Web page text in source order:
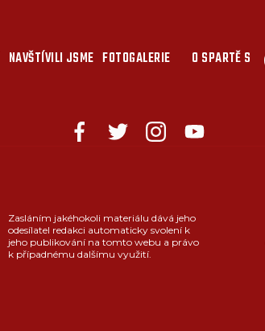
NAVŠTÍVILI JSME FOTOGALERIE O SPARTĚ S
Zasláním jakéhokoli materiálu dává jeho
odesílatel redakci automaticky svolení k
jeho publikování na tomto webu a právo
k případnému dalšímu využití.